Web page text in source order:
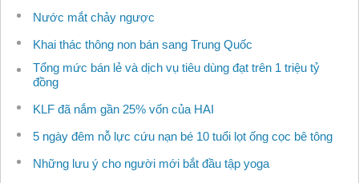
Nước mắt chảy ngược
Khai thác thông non bán sang Trung Quốc
Tổng mức bán lẻ và dịch vụ tiêu dùng đạt trên 1 triệu tỷ
đồng
KLF đã nắm gần 25% vốn của HAI
5 ngày đêm nỗ lực cứu nạn bé 10 tuổi lọt ống cọc bê tông
Những lưu ý cho người mới bắt đầu tập yoga